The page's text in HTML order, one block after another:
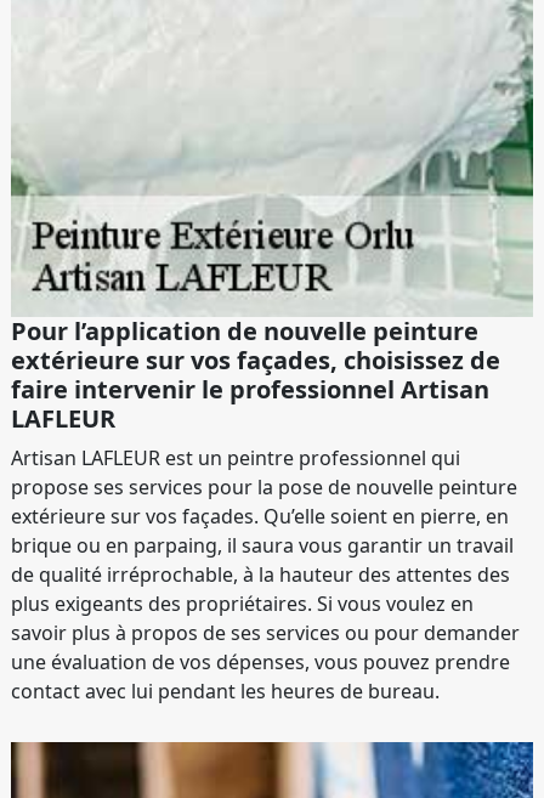
Pour l’application de nouvelle peinture
extérieure sur vos façades, choisissez de
faire intervenir le professionnel Artisan
LAFLEUR
Artisan LAFLEUR est un peintre professionnel qui
propose ses services pour la pose de nouvelle peinture
extérieure sur vos façades. Qu’elle soient en pierre, en
brique ou en parpaing, il saura vous garantir un travail
de qualité irréprochable, à la hauteur des attentes des
plus exigeants des propriétaires. Si vous voulez en
savoir plus à propos de ses services ou pour demander
une évaluation de vos dépenses, vous pouvez prendre
contact avec lui pendant les heures de bureau.